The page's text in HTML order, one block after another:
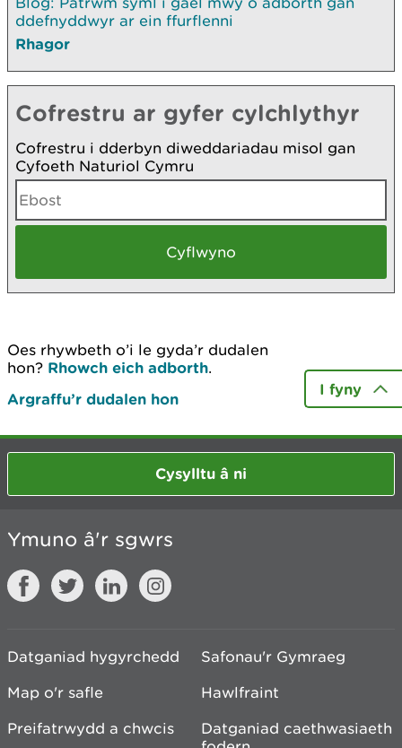
ddefnyddwyr ar ein ffurflenni
Rhagor
Cofrestru ar gyfer cylchlythyr
Cofrestru i dderbyn diweddariadau misol gan
Cyfoeth Naturiol Cymru
Oes rhywbeth o’i le gyda’r dudalen
hon? Rhowch eich adborth.
Argraffu’r dudalen hon
I fyny
Cysylltu â ni
Ymuno â'r sgwrs
Datganiad hygyrchedd
Safonau'r Gymraeg
Map o'r safle
Hawlfraint
Preifatrwydd a chwcis
Datganiad caethwasiaeth